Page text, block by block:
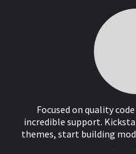
Focused on quality
incredible support.
themes, start building